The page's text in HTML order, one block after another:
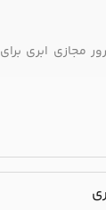
ابری برای